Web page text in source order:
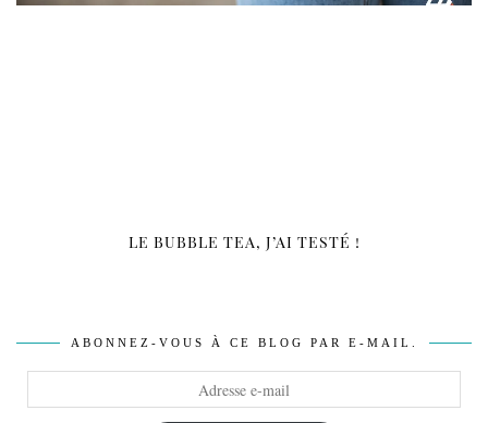
LE BUBBLE TEA, J’AI TESTÉ !
ABONNEZ-VOUS À CE BLOG PAR E-MAIL.